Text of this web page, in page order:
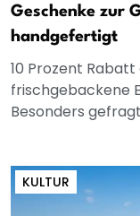
Geschenke zur
handgefertigt
10 Prozent
frischgebackene
Besonders
KULTUR